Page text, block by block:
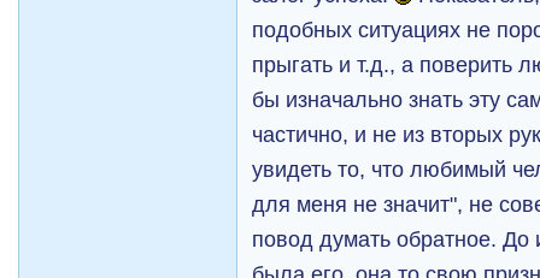
подобных ситуациях не
прыгать и т.д., а поверить
бы изначально знать эту
частично, и не из вторых
увидеть то, что любимый
для меня не значит", не
повод думать обратное. До